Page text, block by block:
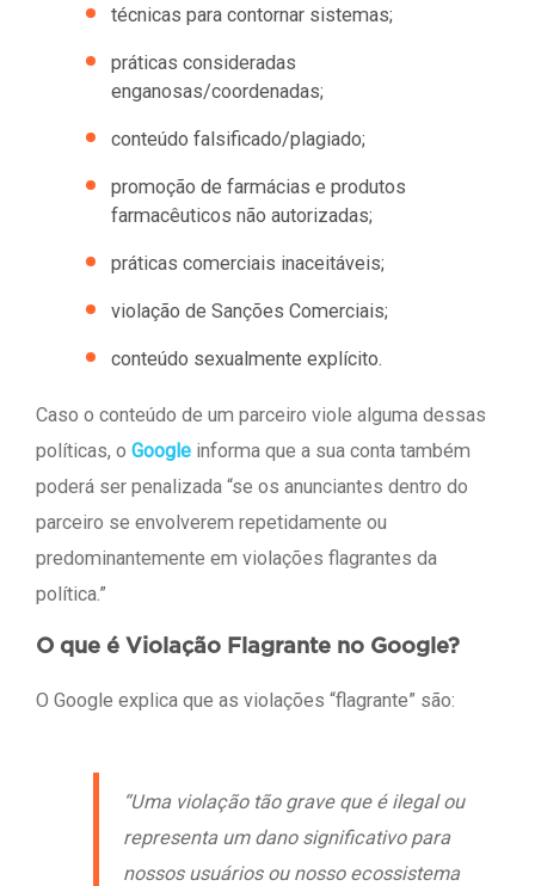
técnicas para contornar sistemas;
práticas consideradas
enganosas/coordenadas;
conteúdo falsificado/plagiado;
promoção de farmácias e produtos
farmacêuticos não autorizadas;
práticas comerciais inaceitáveis;
violação de Sanções Comerciais;
conteúdo sexualmente explícito.
Caso o conteúdo de um parceiro viole alguma dessas
políticas, o Google informa que a sua conta também
poderá ser penalizada “se os anunciantes dentro do
parceiro se envolverem repetidamente ou
predominantemente em violações flagrantes da
política.”
O que é Violação Flagrante no Google?
O Google explica que as violações “flagrante” são:
“Uma violação tão grave que é ilegal ou
representa um dano significativo para
nossos usuários ou nosso ecossistema